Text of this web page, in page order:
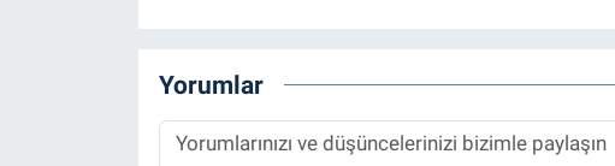
Yorumlar